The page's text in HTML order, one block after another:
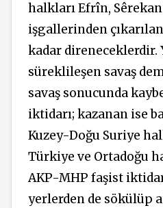
halkları Efrîn,
işgallerinden
kadar direneceklerdir.
süreklileşen savaş
savaş sonucunda
iktidarı; kazanan ise
Kuzey-Doğu Suriye
Türkiye ve Ortadoğu
AKP-MHP faşist
yerlerden de sökülüp